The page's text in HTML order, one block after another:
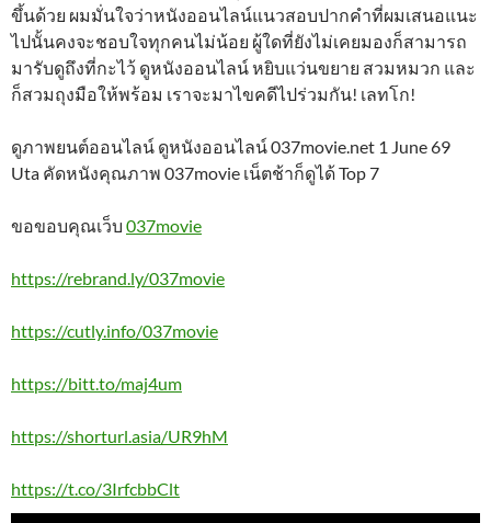
ขึ้นด้วย ผมมั่นใจว่าหนังออนไลน์แนวสอบปากคำที่ผมเสนอแนะ
ไปนั้นคงจะชอบใจทุกคนไม่น้อย ผู้ใดที่ยังไม่เคยมองก็สามารถ
มารับดูถึงที่กะไว้ ดูหนังออนไลน์ หยิบแว่นขยาย สวมหมวก และ
ก็สวมถุงมือให้พร้อม เราจะมาไขคดีไปร่วมกัน! เลทโก!
ดูภาพยนต์ออนไลน์ ดูหนังออนไลน์ 037movie.net 1 June 69
Uta คัดหนังคุณภาพ 037movie เน็ตช้าก็ดูได้ Top 7
ขอขอบคุณเว็บ 037movie
https://rebrand.ly/037movie
https://cutly.info/037movie
https://bitt.to/maj4um
https://shorturl.asia/UR9hM
https://t.co/3IrfcbbClt